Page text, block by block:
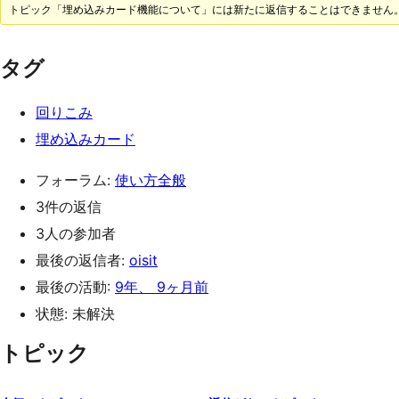
トピック「埋め込みカード機能について」には新たに返信することはできません
タグ
回りこみ
埋め込みカード
フォーラム: 使い方全般
3件の返信
3人の参加者
最後の返信者: oisit
最後の活動: 9年、 9ヶ月前
状態: 未解決
トピック